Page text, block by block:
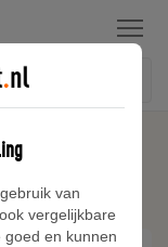
Menu
voor dames -
van
vergelijkbare
en kunnen